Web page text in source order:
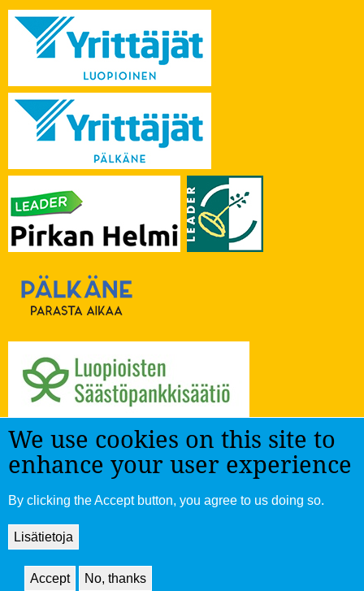
Tietosuoja ja evästekäytäntö|
We use cookies on this site to
enhance your user experience
By clicking the Accept button, you agree to us doing so.
Lisätietoja
Accept No, thanks